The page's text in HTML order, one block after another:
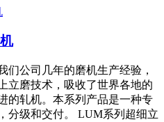
们公司几年的磨机生产经验，
立磨技术，吸收了世界各地的
的轧机。本系列产品是一种专
分级和交付。 LUM系列超细立